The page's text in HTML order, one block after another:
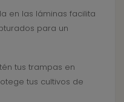
en las láminas facilita
para un
tus trampas en
tus cultivos de